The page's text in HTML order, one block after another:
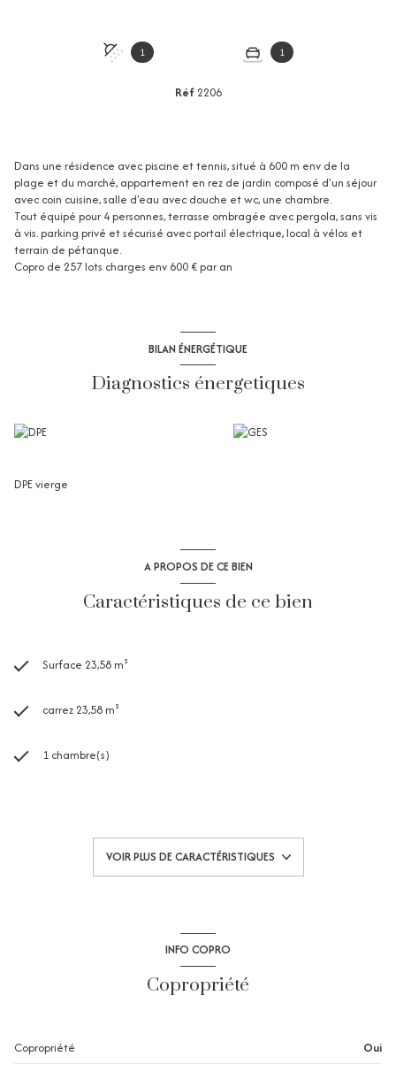
1 1
Réf 2206
Dans une résidence avec piscine et tennis, situé à 600 m env de la
plage et du marché, appartement en rez de jardin composé d'un séjour
avec coin cuisine, salle d'eau avec douche et wc, une chambre.
Tout équipé pour 4 personnes, terrasse ombragée avec pergola, sans vis
à vis. parking privé et sécurisé avec portail électrique, local à vélos et
terrain de pétanque.
Copro de 257 lots charges env 600 € par an
BILAN ÉNERGÉTIQUE
Diagnostics énergetiques
DPE vierge
A PROPOS DE CE BIEN
Caractéristiques de ce bien
Surface 23,58 m²
carrez 23,58 m²
1 chambre(s)
Chauffage individuel : radiateur (electrique)
VOIR PLUS DE CARACTÉRISTIQUES
INFO COPRO
Copropriété
Copropriété Oui